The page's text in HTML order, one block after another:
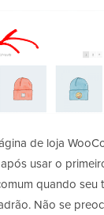
de loja
usar o
quando seu
Não se